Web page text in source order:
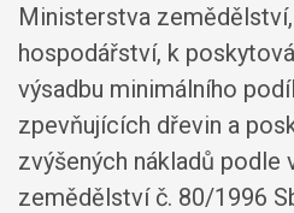
Ministerstva
hospodářství, k
výsadbu minimálního
zpevňujících dřevin a
zvýšených nákladů podle
zemědělství č. 80/1996